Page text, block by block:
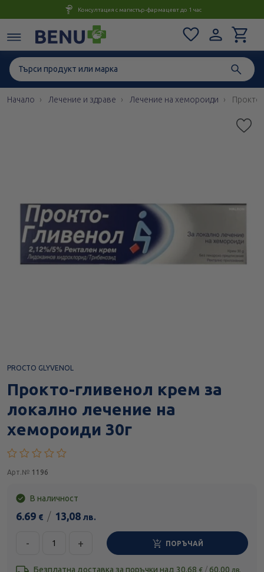
Консултация с магистър-фармацевт до 1 час
Начало Лечение и здраве Лечение на хемороиди
PROCTO GLYVENOL
Прокто-гливенол крем за
локално лечение на
хемороиди 30г
Арт.№ 1196
В наличност
6.69 € / 13,08 лв.
- + ПОРЪЧАЙ
Безплатна доставка за поръчки над 30.68 € / 60.00 лв.